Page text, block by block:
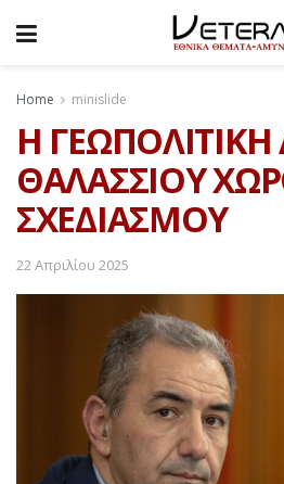
Home minislide
Η ΓΕΩΠΟΛΙΤΙΚΗ
ΘΑΛΑΣΣΙΟΥ
ΣΧΕΔΙΑΣΜΟΥ
22 Απριλίου 2025